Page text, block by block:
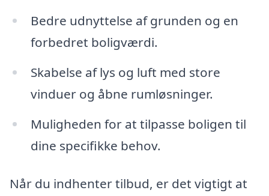
Bedre udnyttelse af grunden og en
forbedret boligværdi.
Skabelse af lys og luft med store
vinduer og åbne rumløsninger.
Muligheden for at tilpasse boligen til
dine specifikke behov.
Når du indhenter tilbud, er det vigtigt at